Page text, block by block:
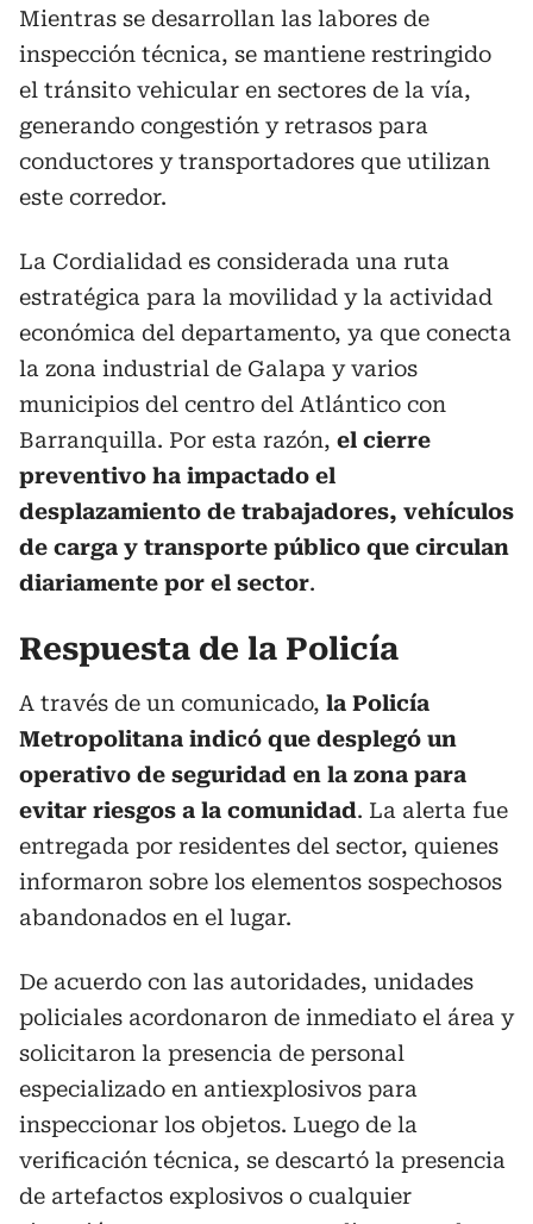
Mientras se desarrollan las labores de
inspección técnica, se mantiene restringido
el tránsito vehicular en sectores de la vía,
generando congestión y retrasos para
conductores y transportadores que utilizan
este corredor.
La Cordialidad es considerada una ruta
estratégica para la movilidad y la actividad
económica del departamento, ya que conecta
la zona industrial de Galapa y varios
municipios del centro del Atlántico con
Barranquilla. Por esta razón, el cierre
preventivo ha impactado el
desplazamiento de trabajadores, vehículos
de carga y transporte público que circulan
diariamente por el sector.
Respuesta de la Policía
A través de un comunicado, la Policía
Metropolitana indicó que desplegó un
operativo de seguridad en la zona para
evitar riesgos a la comunidad. La alerta fue
entregada por residentes del sector, quienes
informaron sobre los elementos sospechosos
abandonados en el lugar.
De acuerdo con las autoridades, unidades
policiales acordonaron de inmediato el área y
solicitaron la presencia de personal
especializado en antiexplosivos para
inspeccionar los objetos. Luego de la
verificación técnica, se descartó la presencia
de artefactos explosivos o cualquier